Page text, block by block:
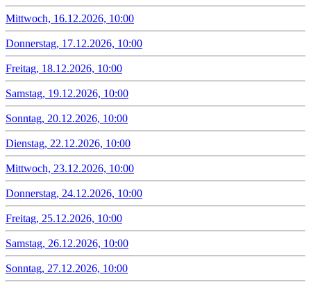
Mittwoch, 16.12.2026, 10:00
Donnerstag, 17.12.2026, 10:00
Freitag, 18.12.2026, 10:00
Samstag, 19.12.2026, 10:00
Sonntag, 20.12.2026, 10:00
Dienstag, 22.12.2026, 10:00
Mittwoch, 23.12.2026, 10:00
Donnerstag, 24.12.2026, 10:00
Freitag, 25.12.2026, 10:00
Samstag, 26.12.2026, 10:00
Sonntag, 27.12.2026, 10:00